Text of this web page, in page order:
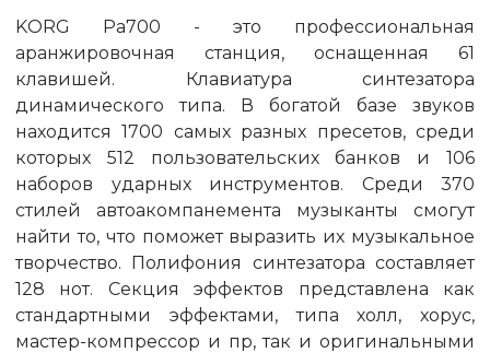
KORG Pa700 - это профессиональная
аранжировочная станция, оснащенная 61
клавишей. Клавиатура синтезатора
динамического типа. В богатой базе звуков
находится 1700 самых разных пресетов, среди
которых 512 пользовательских банков и 106
наборов ударных инструментов. Среди 370
стилей автоакомпанемента музыканты смогут
найти то, что поможет выразить их музыкальное
творчество. Полифония синтезатора составляет
128 нот. Секция эффектов представлена как
стандартными эффектами, типа холл, хорус,
мастер-компрессор и пр, так и оригинальными